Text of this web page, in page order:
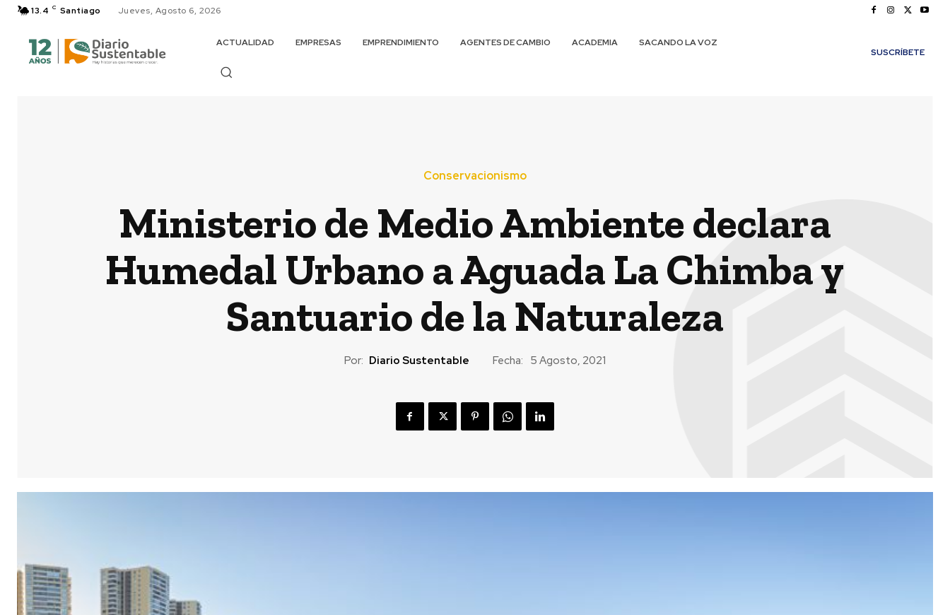
13.4 C Santiago Jueves, Agosto 6, 2026
ACTUALIDAD EMPRESAS EMPRENDIMIENTO AGENTES DE CAMBIO ACADEMIA
SACANDO LA VOZ
SUSCRÍBETE
Conservacionismo
Ministerio de Medio Ambiente declara
Humedal Urbano a Aguada La Chimba y
Santuario de la Naturaleza
Por: Diario Sustentable Fecha: 5 Agosto, 2021